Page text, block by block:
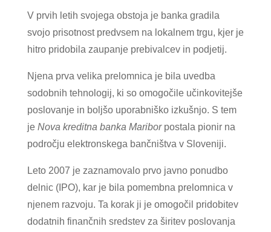
V prvih letih svojega obstoja je banka gradila
svojo prisotnost predvsem na lokalnem trgu, kjer je
hitro pridobila zaupanje prebivalcev in podjetij.
Njena prva velika prelomnica je bila uvedba
sodobnih tehnologij, ki so omogočile učinkovitejše
poslovanje in boljšo uporabniško izkušnjo. S tem
je Nova kreditna banka Mariborpostala pionir na
področju elektronskega bančništva v Sloveniji.
Leto 2007 je zaznamovalo prvo javno ponudbo
delnic (IPO), kar je bila pomembna prelomnica v
njenem razvoju. Ta korak ji je omogočil pridobitev
dodatnih finančnih sredstev za širitev poslovanja